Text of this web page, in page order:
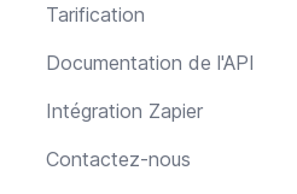
Tarification
Documentation de l'API
Intégration Zapier
Contactez-nous